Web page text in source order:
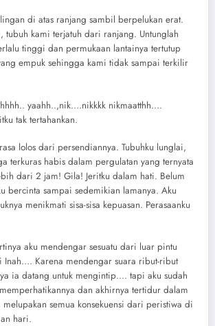
di atas ranjang sambil berpelukan erat.
tubuh kami terjatuh dari ranjang. Untunglah
tinggi dan permukaan lantainya tertutup
empuk sehingga kami tidak sampai terkilir
yaahh..,nik….nikkkk nikmaatthh….
tak tertahankan.
lolos dari persendiannya. Tubuhku lunglai,
terkuras habis dalam pergulatan yang ternyata
dari 2 jam! Gila! Jeritku dalam hati. Belum
bercinta sampai sedemikian lamanya. Aku
menikmati sisa-sisa kepuasan. Perasaanku
aku mendengar sesuatu dari luar pintu
Inah…. Karena mendengar suara ribut-ribut
ia datang untuk mengintip…. tapi aku sudah
dan akhirnya tertidur dalam
melupakan semua konsekuensi dari peristiwa di
hari.